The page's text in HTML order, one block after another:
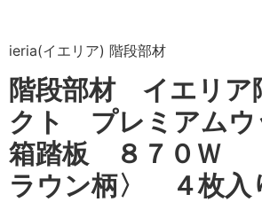
ieria(イエリア) 階段部材
階段部材 イエリ
クト プレミアム
箱踏板 ８７０Ｗ
ラウン柄〉 ４枚入